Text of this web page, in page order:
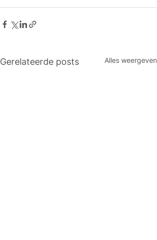
Gerelateerde posts Alles weergeven